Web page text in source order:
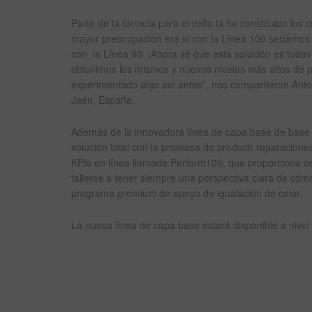
Parte de la fórmula para el éxito la ha constituido los
mayor preocupación era si con la Línea 100
con la Línea 90. ¡Ahora sé que esta solución es
obtuvimos los mismos y nuevos niveles más altos
experimentado algo así antes”, nos compartieron
Jaén, España.
Además de la innovadora línea de capa base de
solución total con la promesa de producir
KPIs en línea llamada Perform100, que proporciona
talleres a tener siempre una perspectiva clara de
programa premium de apoyo de igualación de color.
La nueva línea de capa base estará disponible a